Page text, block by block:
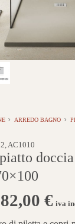
ARREDO BAGNO
AC1010
€ iva